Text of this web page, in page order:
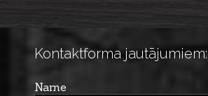
Kontaktforma jautājumiem:
Name